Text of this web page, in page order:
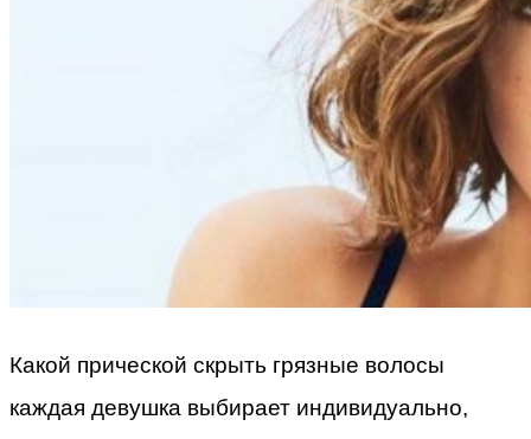
Какой прической скрыть грязные волосы
каждая девушка выбирает индивидуально,